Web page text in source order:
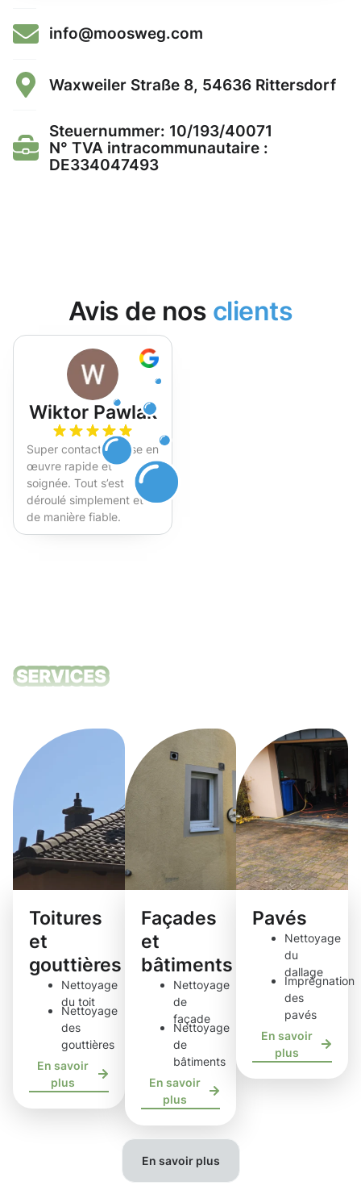
info@moosweg.com
Waxweiler Straße 8, 54636 Rittersdorf
Steuernummer: 10/193/40071
N° TVA intracommunautaire :
DE334047493
Avis de nos clients
Wiktor Pawlak
Super contact et mise en
œuvre rapide et
soignée. Tout s’est
déroulé simplement et
de manière fiable.
Fortement recommandé !
Toitures
et
gouttières
Nettoyage
du toit
Nettoyage
des
gouttières
En savoir
plus
Façades
et
bâtiments
Nettoyage
de
façade
Nettoyage
de
bâtiments
En savoir
plus
Pavés
Nettoyage
du
dallage
Imprégnation
des
pavés
En savoir
plus
En savoir plus